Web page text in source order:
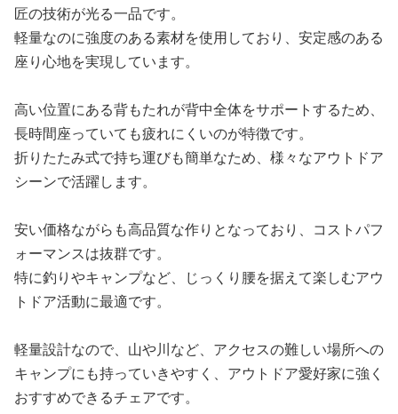
匠の技術が光る一品です。
軽量なのに強度のある素材を使用しており、安定感のある
座り心地を実現しています。
高い位置にある背もたれが背中全体をサポートするため、
長時間座っていても疲れにくいのが特徴です。
折りたたみ式で持ち運びも簡単なため、様々なアウトドア
シーンで活躍します。
安い価格ながらも高品質な作りとなっており、コストパフ
ォーマンスは抜群です。
特に釣りやキャンプなど、じっくり腰を据えて楽しむアウ
トドア活動に最適です。
軽量設計なので、山や川など、アクセスの難しい場所への
キャンプにも持っていきやすく、アウトドア愛好家に強く
おすすめできるチェアです。